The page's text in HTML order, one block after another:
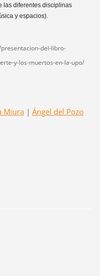
las diferentes disciplinas
y espacios).
del-libro-
y-los-muertos-en-la-upo/
Miura | Ángel del Pozo